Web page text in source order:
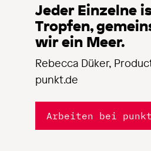
Jeder Einzelne
Tropfen,
wir ein Meer.
Rebecca Düker,
punkt.de
Arbeiten bei